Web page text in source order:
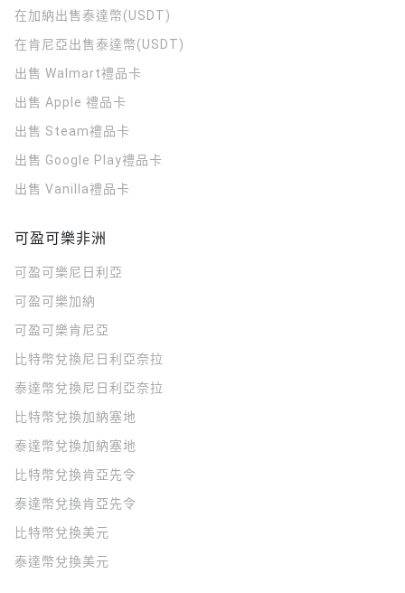
在加納出售泰達幣(USDT)
在肯尼亞出售泰達幣(USDT)
出售 Walmart禮品卡
出售 Apple 禮品卡
出售 Steam禮品卡
出售 Google Play禮品卡
出售 Vanilla禮品卡
可盈可樂非洲
可盈可樂 尼日利亞
可盈可樂加納
可盈可樂肯尼亞
比特幣兌換尼日利亞奈拉
泰達幣兌換尼日利亞奈拉
比特幣兌換加納塞地
泰達幣兌換加納塞地
比特幣兌換肯亞先令
泰達幣兌換肯亞先令
比特幣兌換美元
泰達幣兌換美元